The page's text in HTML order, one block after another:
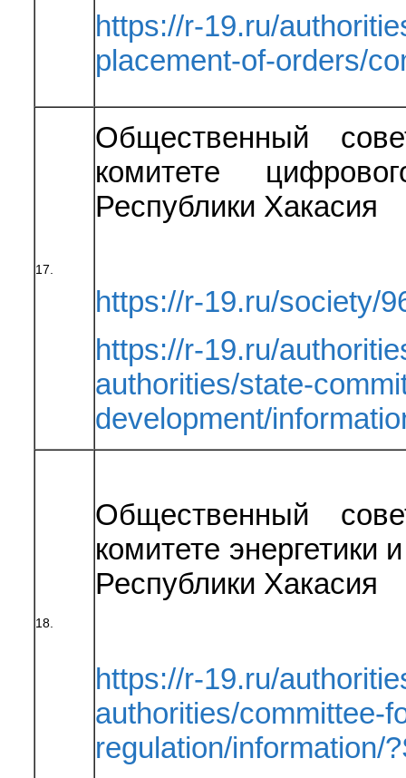
https://r-19.ru/
placement-of-orders/
17.
Общественный
комитете
Республики Хакасия
https://r-19.ru/society/
https://r-19.ru/
authorities/state-
development/
18.
Общественный
комитете энергетики
Республики Хакасия
https://r-19.ru/
authorities/committee-
regulation/information/